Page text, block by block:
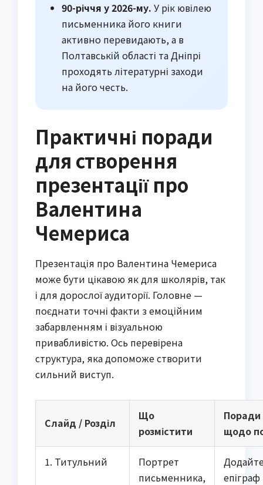
90-річчя у 2026-му. У рік ювілею
письменника його книги
активно перевидають, а в
Полтавській області та Дніпрі
проходять літературні заходи
на його честь.
Практичні поради
для створення
презентації про
Валентина
Чемериса
Презентація про Валентина Чемериса
може бути цікавою як для школярів, так
і для дорослої аудиторії. Головне —
поєднати точні факти з емоційним
забарвленням і візуальною
привабливістю. Ось перевірена
структура, яка допоможе створити
сильний виступ.
Слайд / Розділ
Що
розмістити
Поради
щодо
1. Титульний
Портрет
письменника,